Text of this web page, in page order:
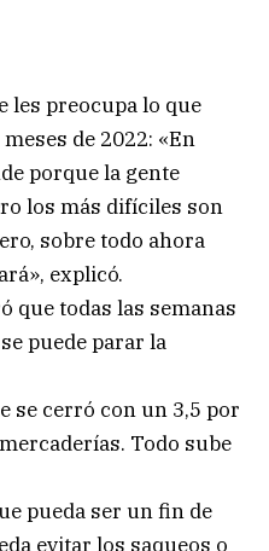
les preocupa lo que
de 2022: «En
porque la gente
los más difíciles son
sobre todo ahora
explicó.
que todas las semanas
puede parar la
se cerró con un 3,5 por
Todo sube
pueda ser un fin de
evitar los saqueos o